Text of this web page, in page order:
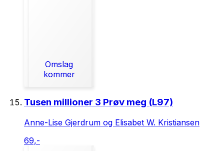
Omslag
kommer
Tusen millioner 3 Prøv meg (L97)
Anne-Lise Gjerdrum og Elisabet W. Kristiansen
69,-